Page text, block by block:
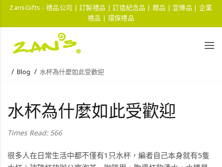
ZansGifts - 禮品公司 | 訂製禮品 | 訂造紀念品 | 贈品 | 宣傳品 | 企業
禮品 | 環保禮品
Blog 水杯為什麼如此受歡迎
水杯為什麼如此受歡迎
Times Read: 566
很多人在日常生活中都不僅有1只水杯，編者自己本身就有5隻